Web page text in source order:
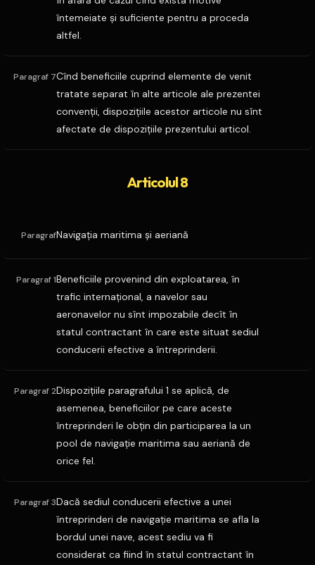
întemeiate şi suficiente pentru a proceda
altfel.
Paragraf 7Cînd beneficiile cuprind elemente de venit
tratate separat în alte articole ale prezentei
convenţii, dispoziţiile acestor articole nu sînt
afectate de dispoziţiile prezentului articol.
Articolul 8
ParagrafNavigaţia maritima şi aeriană
Paragraf 1Beneficiile provenind din exploatarea, în
trafic internaţional, a navelor sau
aeronavelor nu sînt impozabile decît în
statul contractant în care este situat sediul
conducerii efective a întreprinderii.
Paragraf 2Dispoziţiile paragrafului 1 se aplică, de
asemenea, beneficiilor pe care aceste
întreprinderi le obţin din participarea la un
pool de navigaţie maritima sau aeriană de
orice fel.
Paragraf 3Dacă sediul conducerii efective a unei
întreprinderi de navigaţie maritima se afla la
bordul unei nave, acest sediu va fi
considerat ca fiind în statul contractant în